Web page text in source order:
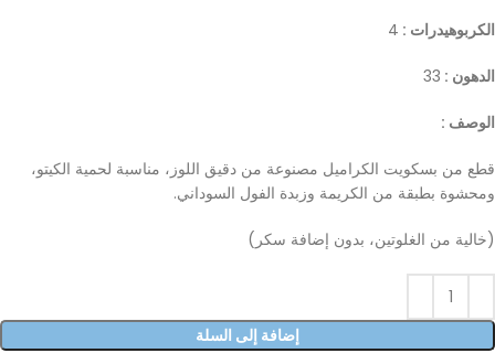
الكربوهيدرات : 4
الدهون : 33
الوصف :
قطع من بسكويت الكراميل مصنوعة من دقيق اللوز، مناسبة لحمية الكيتو،
ومحشوة بطبقة من الكريمة وزبدة الفول السوداني.
(خالية من الغلوتين، بدون إضافة سكر)
إضافة إلى السلة